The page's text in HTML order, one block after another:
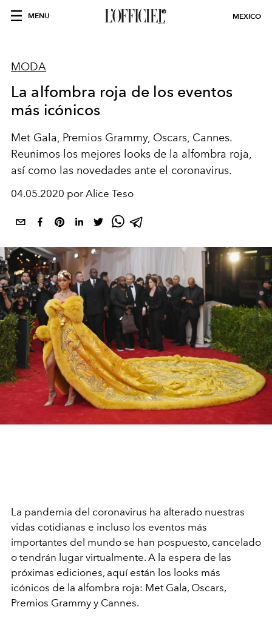
MENU MEXICO
MODA
La alfombra roja de los eventos
más icónicos
Met Gala, Premios Grammy, Oscars, Cannes.
Reunimos los mejores looks de la alfombra roja,
así como las novedades ante el coronavirus.
04.05.2020 por Alice Teso
La pandemia del coronavirus ha alterado nuestras
vidas cotidianas e incluso los eventos más
importantes del mundo se han pospuesto, cancelado
o tendrán lugar virtualmente. A la espera de las
próximas ediciones, aquí están los looks más
icónicos de la alfombra roja: Met Gala, Oscars,
Premios Grammy y Cannes.